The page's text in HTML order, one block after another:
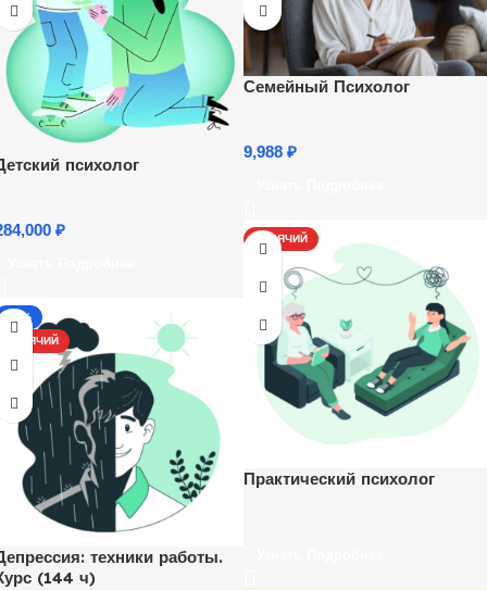
психолог
₽
Семейный Психолог
9,988 ₽
ГОРЯЧИЙ
Практический психолог
-17%
ГОРЯЧИЙ
техники работы.
(144 ч)